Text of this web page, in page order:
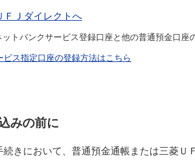
ＦＪダイレクトへ
ットバンクサービス登録口座と他の普通預金口座
ビス指定口座の登録方法はこちら
みの前に
続きにおいて、普通預金通帳または三菱Ｕ